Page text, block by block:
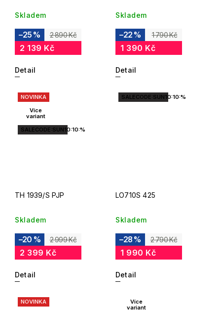
Skladem
2 890 Kč
–25 %
2 139 Kč
Detail
Skladem
1 790 Kč
–22 %
1 390 Kč
Detail
NOVINKA
Více
variant
SALECODE:SUN10:10:%
TH 1939/S PJP
Skladem
2 999 Kč
–20 %
2 399 Kč
Detail
SALECODE:SUN10:10:%
LO710S 425
Skladem
2 790 Kč
–28 %
1 990 Kč
Detail
NOVINKA
Více
variant